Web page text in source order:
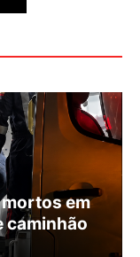
em
caminhão